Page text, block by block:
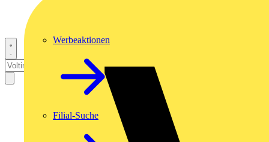
Werbeaktionen
Filial-Suche